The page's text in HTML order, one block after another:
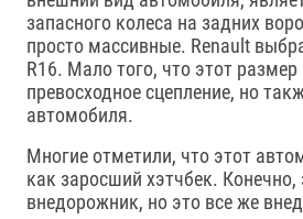
запасного колеса на задних
просто массивные. Renault
R16. Мало того, что этот размер
превосходное сцепление, но
автомобиля.
Многие отметили, что этот
как заросший хэтчбек.
внедорожник, но это все же